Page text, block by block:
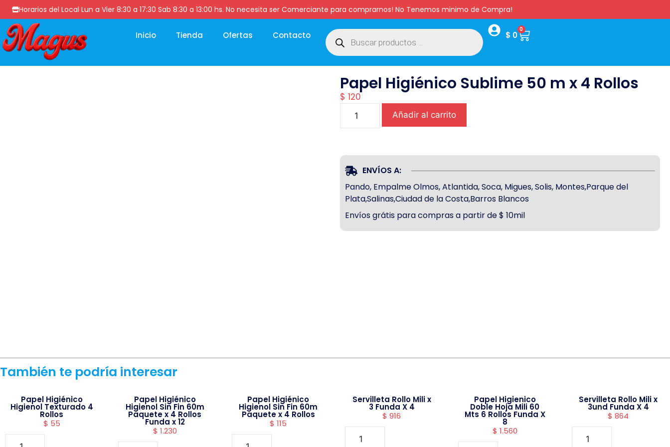
Horarios del Local Lun a Vier 8:30 a 17:30 Sab 8:30 a 13:00 hs. No necesita ser Comerciante para comprarnos! No Tenemos minimo de Compra!
Inicio Tienda Ofertas Contacto $ 0
0
Papel Higiénico Sublime 50 m x 4 Rollos
$ 120
Añadir al carrito
ENVÍOS A:
Pando, Empalme Olmos, Atlantida, Soca, Migues, Solis, Montes,Parque del
Plata,Salinas,Ciudad de la Costa,Barros Blancos
Envíos grátis para compras a partir de $ 10mil
También te podría interesar
Papel Higiénico
Higienol Texturado 4
Rollos
$ 55
Papel Higiénico
Higienol Sin Fin 60m
Paquete x 4 Rollos
Funda x 12
$ 1.230
Papel Higiénico
Higienol Sin Fin 60m
Paquete x 4 Rollos
$ 115
Servilleta Rollo Mili x
3 Funda X 4
$ 916
Papel Higienico
Doble Hoja Mili 60
Mts 6 Rollos Funda X
8
$ 1.560
Servilleta Rollo Mili x
3und Funda X 4
$ 864